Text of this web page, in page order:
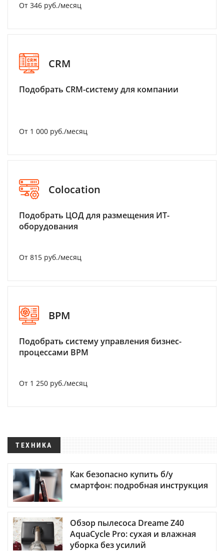
От 346 руб./месяц
CRM
Подобрать CRM-систему для компании
От 1 000 руб./месяц
Colocation
Подобрать ЦОД для размещения ИТ-
оборудования
От 815 руб./месяц
BPM
Подобрать систему управления бизнес-
процессами BPM
От 1 250 руб./месяц
ТЕХНИКА
Как безопасно купить б/у
смартфон: подробная инструкция
Обзор пылесоса Dreame Z40
AquaCycle Pro: сухая и влажная
уборка без усилий